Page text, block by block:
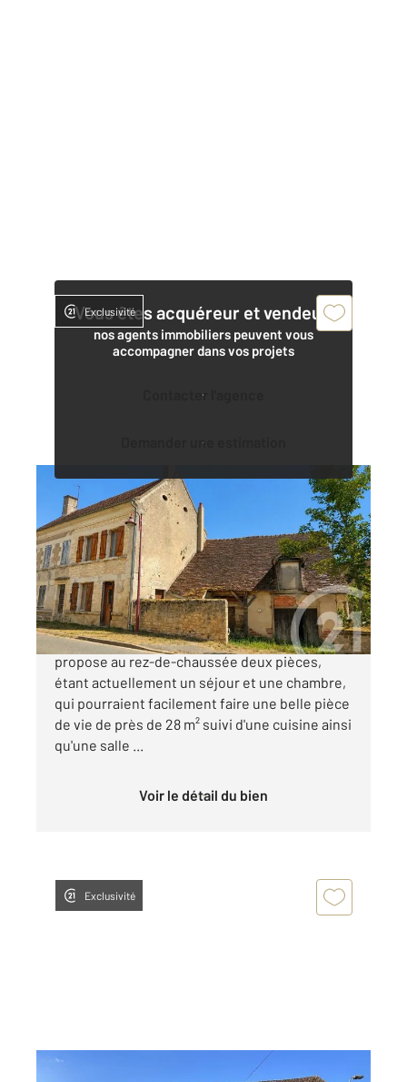
Vous êtes acquéreur et vendeur,
nos agents immobiliers peuvent vous
accompagner dans vos projets
Contacter l'agence
Demander une estimation
Exclusivité
GARCHY 58
66 m 2, 3 pièces
Ref : 18500
Maison à vendre
36 000 €
Cette charmante maison de village vous
propose au rez-de-chaussée deux pièces,
étant actuellement un séjour et une chambre,
qui pourraient facilement faire une belle pièce
de vie de près de 28 m² suivi d'une cuisine ainsi
qu'une salle ...
Voir le détail du bien
Exclusivité